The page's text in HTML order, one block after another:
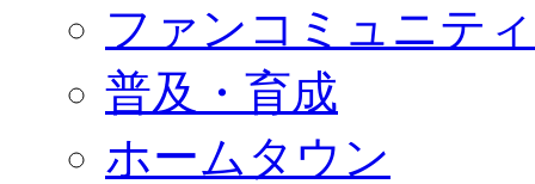
コーチ&スタッフ
ジュニア
ジュニアユース
ユース
練習拠点（ナラディーア）
SCHOOL
CLUB
ファンコミュニティ
普及・育成
ホームタウン